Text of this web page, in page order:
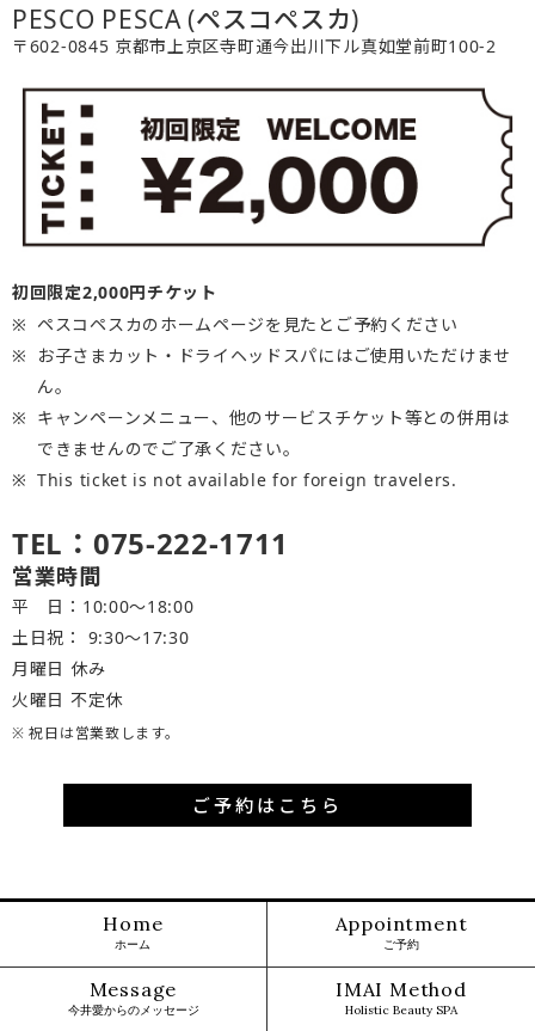
PESCO PESCA (ペスコペスカ)
〒602-0845 京都市上京区寺町通今出川下ル真如堂前町100-2
初回限定2,000円チケット
ペスコペスカのホームページを見たとご予約ください
お子さまカット・ドライヘッドスパにはご使用いただけませ
ん。
キャンペーンメニュー、他のサービスチケット等との併用は
できませんのでご了承ください。
This ticket is not available for foreign travelers.
TEL：075-222-1711
営業時間
平 日：10:00～18:00
土日祝： 9:30〜17:30
月曜日 休み
火曜日 不定休
※ 祝日は営業致します。
ご予約はこちら
Home
ホーム
Appointment
ご予約
Message
今井愛からのメッセージ
IMAI Method
Holistic Beauty SPA